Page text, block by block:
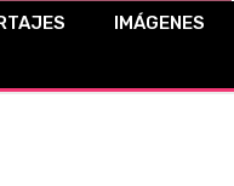
CÓMICSIMÁGENES